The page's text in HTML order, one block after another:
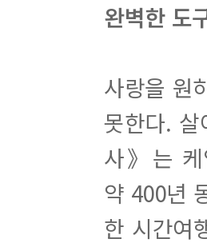
완벽한 도
사랑을 원
못한다.
사》는 케
약 400년
한 시간여